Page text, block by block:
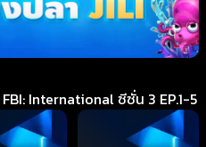
International ซีซั่น 3 EP.1-5